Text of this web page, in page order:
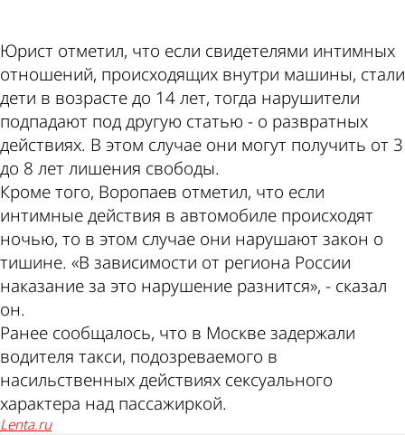
Юрист отметил, что если свидетелями интимных
отношений, происходящих внутри машины, стали
дети в возрасте до 14 лет, тогда нарушители
подпадают под другую статью - о развратных
действиях. В этом случае они могут получить от 3
до 8 лет лишения свободы.
Кроме того, Воропаев отметил, что если
интимные действия в автомобиле происходят
ночью, то в этом случае они нарушают закон о
тишине. «В зависимости от региона России
наказание за это нарушение разнится», - сказал
он.
Ранее сообщалось, что в Москве задержали
водителя такси, подозреваемого в
насильственных действиях сексуального
характера над пассажиркой.
lenta.ru